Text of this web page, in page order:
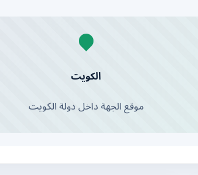
الكويت
موقع الجهة داخل دولة الكويت